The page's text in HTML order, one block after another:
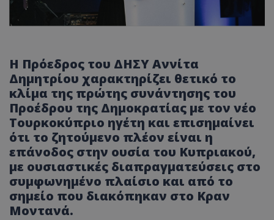
Η Πρόεδρος του ΔΗΣΥ Αννίτα
Δημητρίου χαρακτηρίζει θετικό το
κλίμα της πρώτης συνάντησης του
Προέδρου της Δημοκρατίας με τον νέο
Τουρκοκύπριο ηγέτη και επισημαίνει
ότι το ζητούμενο πλέον είναι η
επάνοδος στην ουσία του Κυπριακού,
με ουσιαστικές διαπραγματεύσεις στο
συμφωνημένο πλαίσιο και από το
σημείο που διακόπηκαν στο Κραν
Μοντανά.